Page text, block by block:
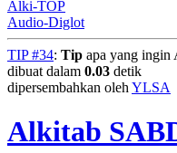
Alki-TOP
Audio-Diglot
TIP #34: Tip apa yang ingin
dibuat dalam 0.03 detik
dipersembahkan oleh YLSA
Alkitab